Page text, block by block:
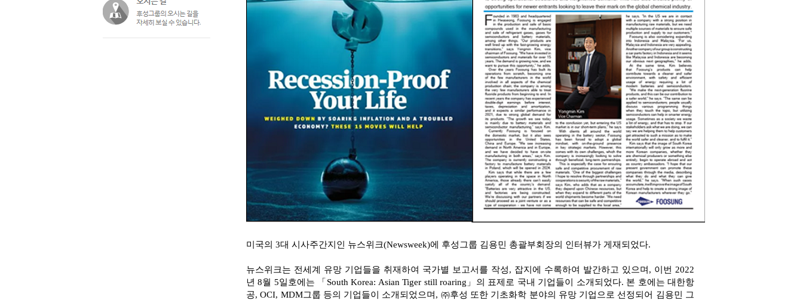
미국의 3대 시사주간지인 뉴스위크(Newsweek)에 후성그룹 김용민 총괄부회장의 인터뷰가 게재되었다.
뉴스위크는 전세계 유망 기업들을 취재하여 국가별 보고서를 작성, 잡지에 수록하여 발간하고 있으며, 이번 2022
년 8월 5일호에는 「South Korea: Asian Tiger still roaring」의 표제로 국내 기업들이 소개되었다. 본 호에는 대한항
공, OCI, MDM그룹 등의 기업들이 소개되었으며, ㈜후성 또한 기초화학 분야의 유망 기업으로 선정되어 김용민 그